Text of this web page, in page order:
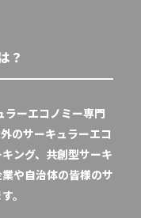
？
ーエコノミー専門
のサーキュラーエコ
ング、共創型サーキ
や自治体の皆様のサ
。